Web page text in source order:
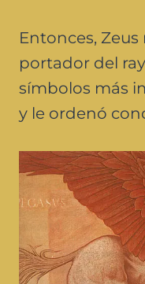
Entonces,
portador del
símbolos más
y le ordenó